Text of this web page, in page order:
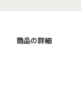
商品の詳細